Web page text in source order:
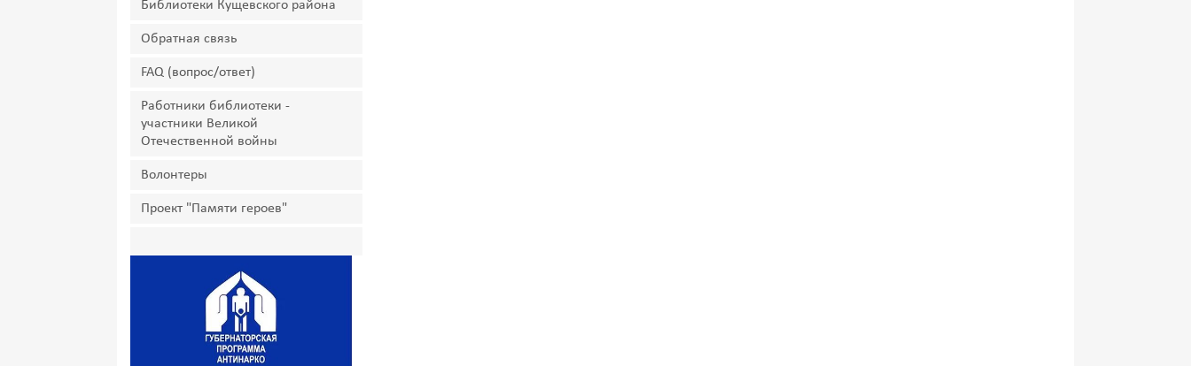
Библиотеки Кущевского района
Обратная связь
FAQ (вопрос/ответ)
Работники библиотеки -
участники Великой
Отечественной войны
Волонтеры
Проект "Памяти героев"